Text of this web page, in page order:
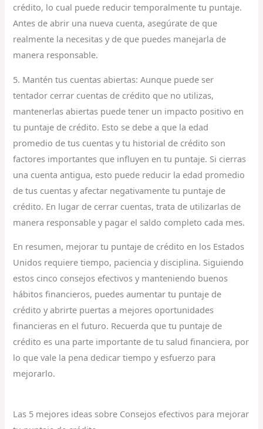
crédito, lo cual puede reducir temporalmente tu puntaje.
Antes de abrir una nueva cuenta, asegúrate de que
realmente la necesitas y de que puedes manejarla de
manera responsable.
5. Mantén tus cuentas abiertas: Aunque puede ser
tentador cerrar cuentas de crédito que no utilizas,
mantenerlas abiertas puede tener un impacto positivo en
tu puntaje de crédito. Esto se debe a que la edad
promedio de tus cuentas y tu historial de crédito son
factores importantes que influyen en tu puntaje. Si cierras
una cuenta antigua, esto puede reducir la edad promedio
de tus cuentas y afectar negativamente tu puntaje de
crédito. En lugar de cerrar cuentas, trata de utilizarlas de
manera responsable y pagar el saldo completo cada mes.
En resumen, mejorar tu puntaje de crédito en los Estados
Unidos requiere tiempo, paciencia y disciplina. Siguiendo
estos cinco consejos efectivos y manteniendo buenos
hábitos financieros, puedes aumentar tu puntaje de
crédito y abrirte puertas a mejores oportunidades
financieras en el futuro. Recuerda que tu puntaje de
crédito es una parte importante de tu salud financiera, por
lo que vale la pena dedicar tiempo y esfuerzo para
mejorarlo.
Las 5 mejores ideas sobre Consejos efectivos para mejorar